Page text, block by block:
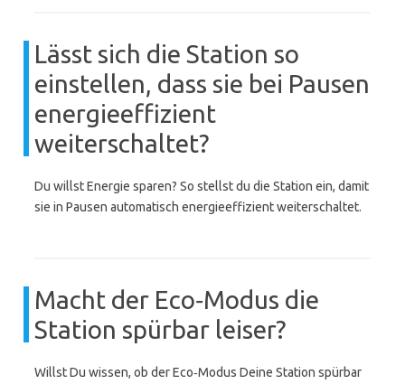
Lässt sich die Station so
einstellen, dass sie bei Pausen
energieeffizient
weiterschaltet?
Du willst Energie sparen? So stellst du die Station ein, damit
sie in Pausen automatisch energieeffizient weiterschaltet.
Macht der Eco‑Modus die
Station spürbar leiser?
Willst Du wissen, ob der Eco‑Modus Deine Station spürbar